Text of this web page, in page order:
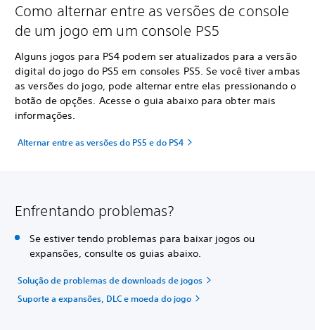
Como alternar entre as versões de console
de um jogo em um console PS5
Alguns jogos para PS4 podem ser atualizados para a versão
digital do jogo do PS5 em consoles PS5. Se você tiver ambas
as versões do jogo, pode alternar entre elas pressionando o
botão de opções. Acesse o guia abaixo para obter mais
informações.
Alternar entre as versões do PS5 e do PS4
Enfrentando problemas?
Se estiver tendo problemas para baixar jogos ou
expansões, consulte os guias abaixo.
Solução de problemas de downloads de jogos
Suporte a expansões, DLC e moeda do jogo